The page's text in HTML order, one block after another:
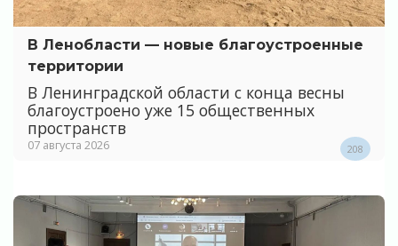
В Ленобласти — новые благоустроенные
территории
В Ленинградской области с конца весны
благоустроено уже 15 общественных
пространств
07 августа 2026 208